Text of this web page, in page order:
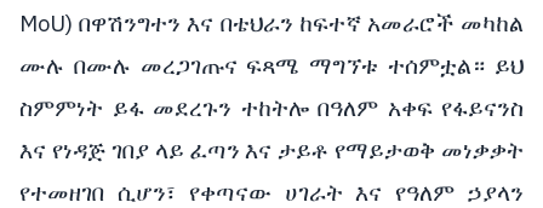
MoU) በዋሽንግተን እና በቴህራን ከፍተኛ አመራሮች መካከል
ሙሉ በሙሉ መረጋገጡና ፍጻሜ ማግኘቱ ተሰምቷል። ይህ
ስምምነት ይፋ መደረጉን ተከትሎ በዓለም አቀፍ የፋይናንስ
እና የነዳጅ ገበያ ላይ ፈጣን እና ታይቶ የማይታወቅ መነቃቃት
የተመዘገበ ሲሆን፣ የቀጣናው ሀገራት እና የዓለም ኃያላን